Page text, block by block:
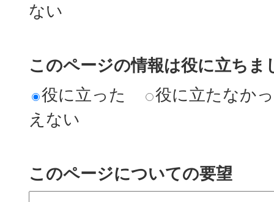
ない
このページの情報は役に立ちま
役に立った
役に立たなか
えない
このページについての要望